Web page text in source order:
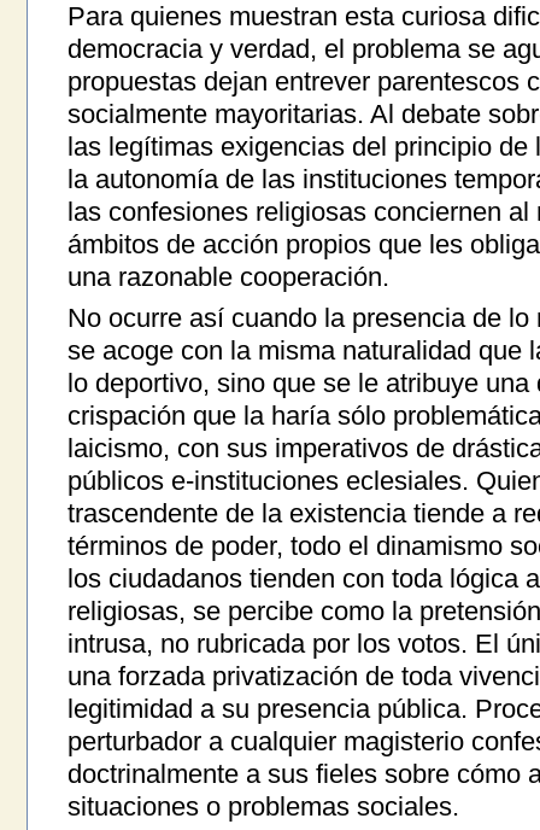
Para quienes muestran esta curiosa
democracia y verdad, el problema se
propuestas dejan entrever parentescos
socialmente mayoritarias. Al debate
las legítimas exigencias del principio
la autonomía de las instituciones
las confesiones religiosas conciernen
ámbitos de acción propios que les
una razonable cooperación.
No ocurre así cuando la presencia de
se acoge con la misma naturalidad que
lo deportivo, sino que se le atribuye
crispación que la haría sólo
laicismo, con sus imperativos de
públicos e-instituciones eclesiales.
trascendente de la existencia tiende a
términos de poder, todo el dinamismo
los ciudadanos tienden con toda lógica
religiosas, se percibe como la
intrusa, no rubricada por los votos. El
una forzada privatización de toda
legitimidad a su presencia pública.
perturbador a cualquier magisterio
doctrinalmente a sus fieles sobre cómo
situaciones o problemas sociales.